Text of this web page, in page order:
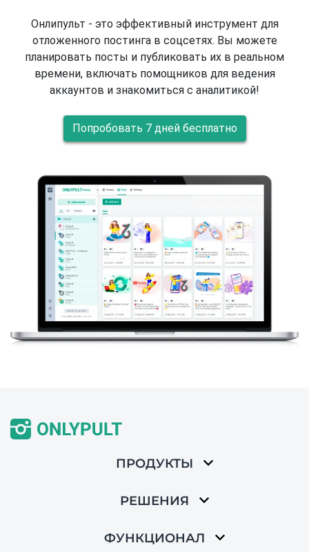
Онлипульт - это эффективный инструмент для
отложенного постинга в соцсетях. Вы можете
планировать посты и публиковать их в реальном
времени, включать помощников для ведения
аккаунтов и знакомиться с аналитикой!
Попробовать 7 дней бесплатно
ПРОДУКТЫ
РЕШЕНИЯ
ФУНКЦИОНАЛ